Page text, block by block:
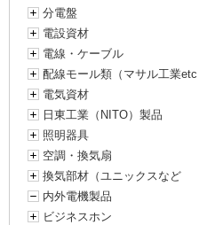
分電盤
電設資材
電線・ケーブル
配線モール類（マサル工業etc
電気資材
日東工業（NITO）製品
照明器具
空調・換気扇
換気部材（ユニックスなど
内外電機製品
ビジネスホン